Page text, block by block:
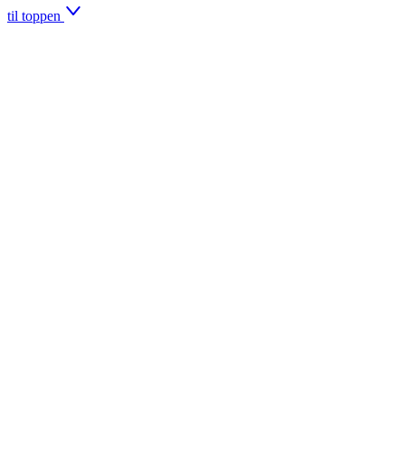
til toppen